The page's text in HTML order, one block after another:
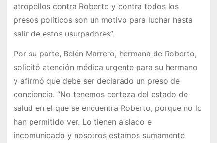
atropellos contra Roberto y contra todos los
presos políticos son un motivo para luchar hasta
salir de estos usurpadores”.
Por su parte, Belén Marrero, hermana de Roberto,
solicitó atención médica urgente para su hermano
y afirmó que debe ser declarado un preso de
conciencia. “No tenemos certeza del estado de
salud en el que se encuentra Roberto, porque no lo
han permitido ver. Lo tienen aislado e
incomunicado y nosotros estamos sumamente